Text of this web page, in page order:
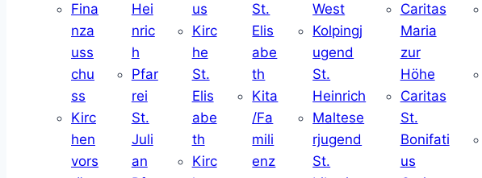
Fina
nza
uss
chu
ss
Kirc
hen
vors
Hei
nric
h
Pfar
rei
St.
Juli
an
us
Kirc
he
St.
Elis
abe
th
Kirc
St.
Elis
abe
th
Kita
/Fa
mili
enz
West
Kolpingj
ugend
St.
Heinrich
Maltese
rjugend
St.
Caritas
Maria
zur
Höhe
Caritas
St.
Bonifati
us